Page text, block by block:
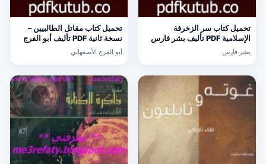
تحميل كتاب سر الزخرفة
الإسلامية PDF تأليف بشر فارس
مجانا [كامل]
بشر فارس
تحميل كتاب مقاتل الطالبيين –
نسخة ثانية PDF تأليف أبو الفرج
الأصفهاني مجانا [كامل]
أبو الفرج الأصفهاني